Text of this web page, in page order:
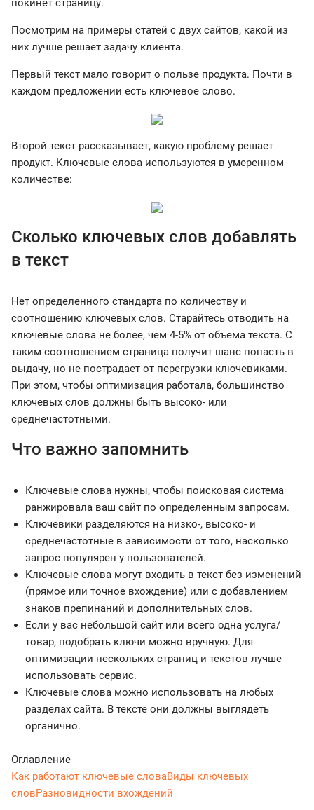
Посмотрим на примеры статей с двух сайтов, какой из
них лучше решает задачу клиента.
Первый текст мало говорит о пользе продукта. Почти в
каждом предложении есть ключевое слово.
Второй текст рассказывает, какую проблему решает
продукт. Ключевые слова используются в умеренном
количестве:
Сколько ключевых слов добавлять
в текст
Нет определенного стандарта по количеству и
соотношению ключевых слов. Старайтесь отводить на
ключевые слова не более, чем 4-5% от объема текста. С
таким соотношением страница получит шанс попасть в
выдачу, но не пострадает от перегрузки ключевиками.
При этом, чтобы оптимизация работала, большинство
ключевых слов должны быть высоко- или
среднечастотными.
Что важно запомнить
Ключевые слова нужны, чтобы поисковая система
ранжировала ваш сайт по определенным запросам.
Ключевики разделяются на низко-, высоко- и
среднечастотные в зависимости от того, насколько
запрос популярен у пользователей.
Ключевые слова могут входить в текст без изменений
(прямое или точное вхождение) или с добавлением
знаков препинаний и дополнительных слов.
Если у вас небольшой сайт или всего одна услуга/
товар, подобрать ключи можно вручную. Для
оптимизации нескольких страниц и текстов лучше
использовать сервис.
Ключевые слова можно использовать на любых
разделах сайта. В тексте они должны выглядеть
органично.
Оглавление
Как работают ключевые словаВиды ключевых
словРазновидности вхождений